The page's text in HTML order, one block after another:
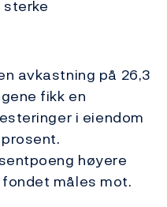
avkastning på 26,3
fikk en
i eiendom
høyere
måles mot.